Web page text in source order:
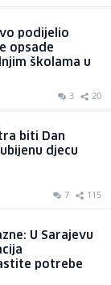
podijelio
opsade
školama u
3 20
biti Dan
djecu
7 115
U Sarajevu
potrebe